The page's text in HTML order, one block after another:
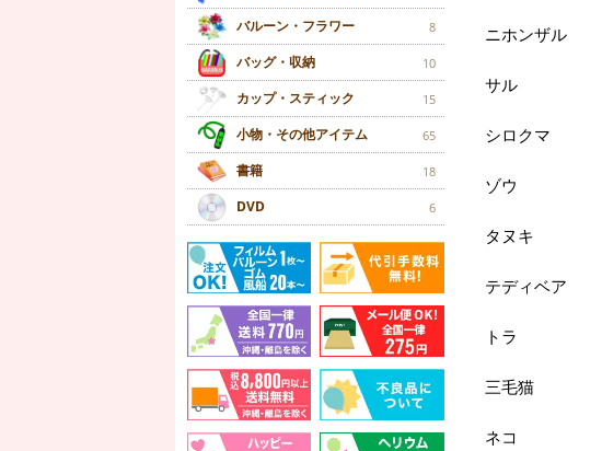
バルーン・フラワー 8
バッグ・収納 10
カップ・スティック 15
小物・その他アイテム 65
書籍 18
DVD 6
ニホンザル
サル
シロクマ
ゾウ
タヌキ
テディベア
トラ
三毛猫
ネコ